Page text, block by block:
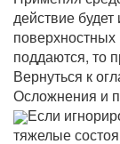
действие
поддаются, то
Вернуться к
Осложнения и
Если
тяжелые